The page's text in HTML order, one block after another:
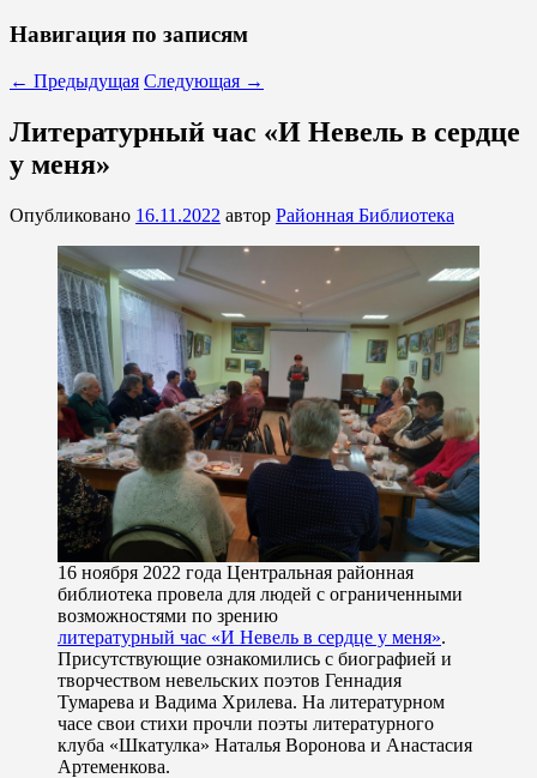
Навигация по записям
← Предыдущая Следующая →
Литературный час «И Невель в сердце
у меня»
Опубликовано 16.11.2022 автор Районная Библиотека
16 ноября 2022 года Центральная районная
библиотека провела для людей с ограниченными
возможностями по зрению
литературный час «И Невель в сердце у меня».
Присутствующие ознакомились с биографией и
творчеством невельских поэтов Геннадия
Тумарева и Вадима Хрилева. На литературном
часе свои стихи прочли поэты литературного
клуба «Шкатулка» Наталья Воронова и Анастасия
Артеменкова.